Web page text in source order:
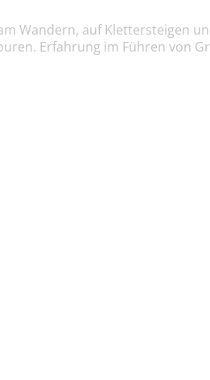
Wandern, auf Klettersteigen
Erfahrung im Führen von